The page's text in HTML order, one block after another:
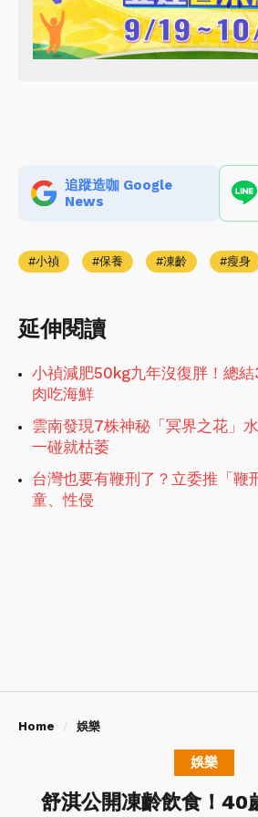
追蹤造咖 Google
News
小禎 保養 凍齡 瘦身
延伸閱讀
小禎減肥50kg九年沒復胖！總
肉吃海鮮
雲南發現7株神秘「冥界之花」
一碰就枯萎
台灣也要有鞭刑了？立委推「鞭
童、性侵
Home 娛樂
娛樂
舒淇公開凍齡飲食！40